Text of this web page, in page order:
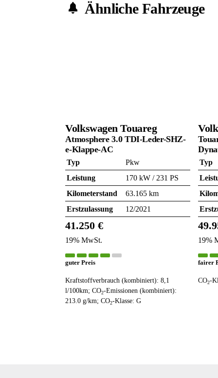
Ähnliche Fahrzeuge
Volkswagen Touareg
Atmosphere 3.0 TDI-Leder-SHZ-
e-Klappe-AC
Typ
Pkw
Leistung
170 kW / 231 PS
Kilometerstand
63.165 km
Erstzulassung
12/2021
41.250 €
19% MwSt.
guter Preis
Kraftstoffverbrauch (kombiniert):8,1
l/100km;CO2-Emissionen (kombiniert):
213.0 g/km;CO2-Klasse:G
Typ
19%
fairer
CO2-